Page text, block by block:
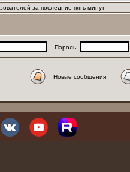
за последние пять минут
Пароль:
Новые сообщения